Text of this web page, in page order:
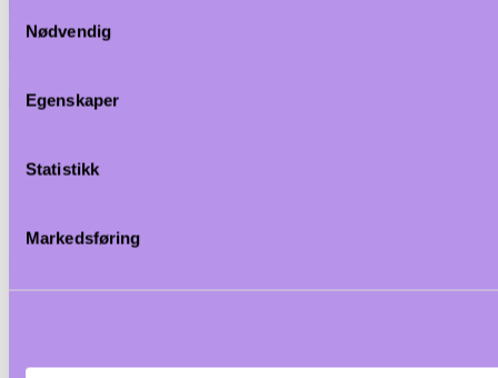
Nødvendig
Egenskaper
Statistikk
Markedsføring
Varmeskap
Energitype
I vår nettbutikk handler du trygt og enkelt. Når du kommer til